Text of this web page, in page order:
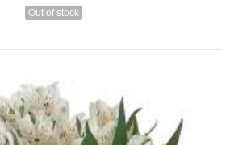
Out of stock